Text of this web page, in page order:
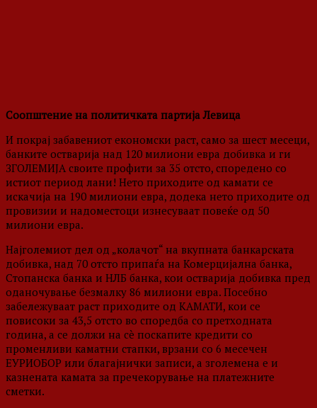
Соопштение на политичката партија Левица
И покрај забавениот економски раст, само за шест месеци,
банките остварија над 120 милиони евра добивка и ги
ЗГОЛЕМИЈА своите профити за 35 отсто, споредено со
истиот период лани! Нето приходите од камати се
искачија на 190 милиони евра, додека нето приходите од
провизии и надоместоци изнесуваат повеќе од 50
милиони евра.
Најголемиот дел од „колачот“ на вкупната банкарската
добивка, над 70 отсто припаѓа на Комерцијална банка,
Стопанска банка и НЛБ банка, кои остварија добивка пред
оданочување безмалку 86 милиони евра. Посебно
забележуваат раст приходите од КАМАТИ, кои се
повисоки за 43,5 отсто во споредба со претходната
година, а се должи на сè поскапите кредити со
променливи каматни стапки, врзани со 6 месечен
ЕУРИОБОР или благајнички записи, а зголемена е и
казнената камата за пречекорување на платежните
сметки.